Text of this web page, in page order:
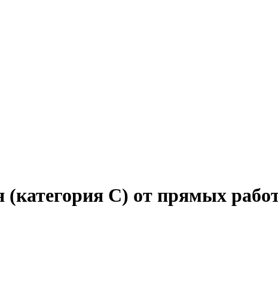
(категория C) от прямых